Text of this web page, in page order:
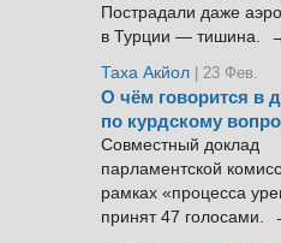
Пострадали даже
в Турции — тишина.
Таха Акйол | 23 Фев.
О чём говорится в
по курдскому
Совместный доклад
парламентской
рамках «процесса
принят 47 голосами.